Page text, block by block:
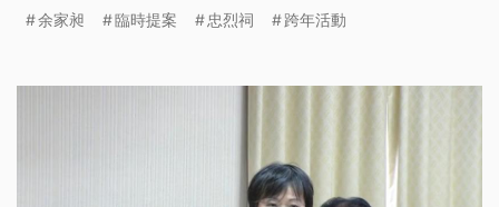
的跨年活動，台北市長蔣萬安要求警察局、捷運公
市府站、市府轉運站，進行高強度演練。
余家昶 臨時提案 忠烈祠 跨年活動